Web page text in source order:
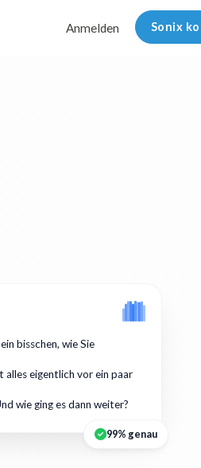
Anmelden Sonix
bisschen, wie Sie
alles eigentlich vor ein paar
wie ging es dann weiter?
99% genau